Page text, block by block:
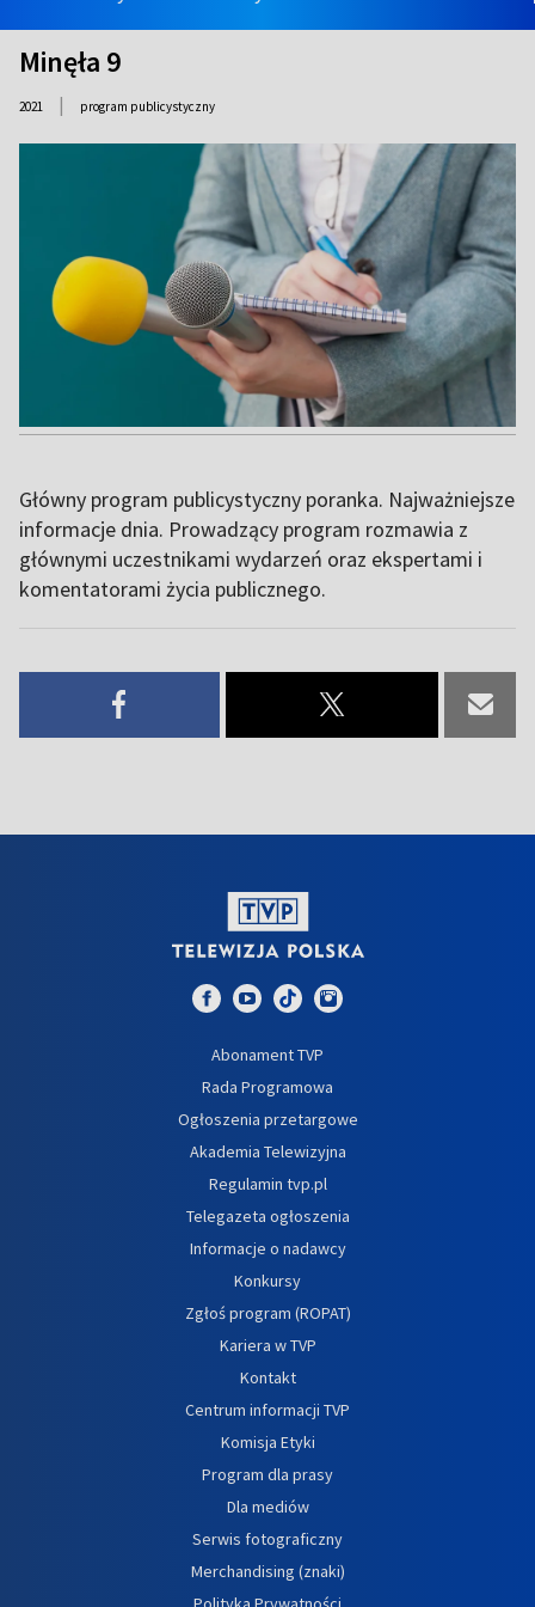
Minęła 9
2021 | program publicystyczny
Główny program publicystyczny poranka. Najważniejsze
informacje dnia. Prowadzący program rozmawia z
głównymi uczestnikami wydarzeń oraz ekspertami i
komentatorami życia publicznego.
Abonament TVP
Rada Programowa
Ogłoszenia przetargowe
Akademia Telewizyjna
Regulamin tvp.pl
Telegazeta ogłoszenia
Informacje o nadawcy
Konkursy
Zgłoś program (ROPAT)
Kariera w TVP
Kontakt
Centrum informacji TVP
Komisja Etyki
Program dla prasy
Dla mediów
Serwis fotograficzny
Merchandising (znaki)